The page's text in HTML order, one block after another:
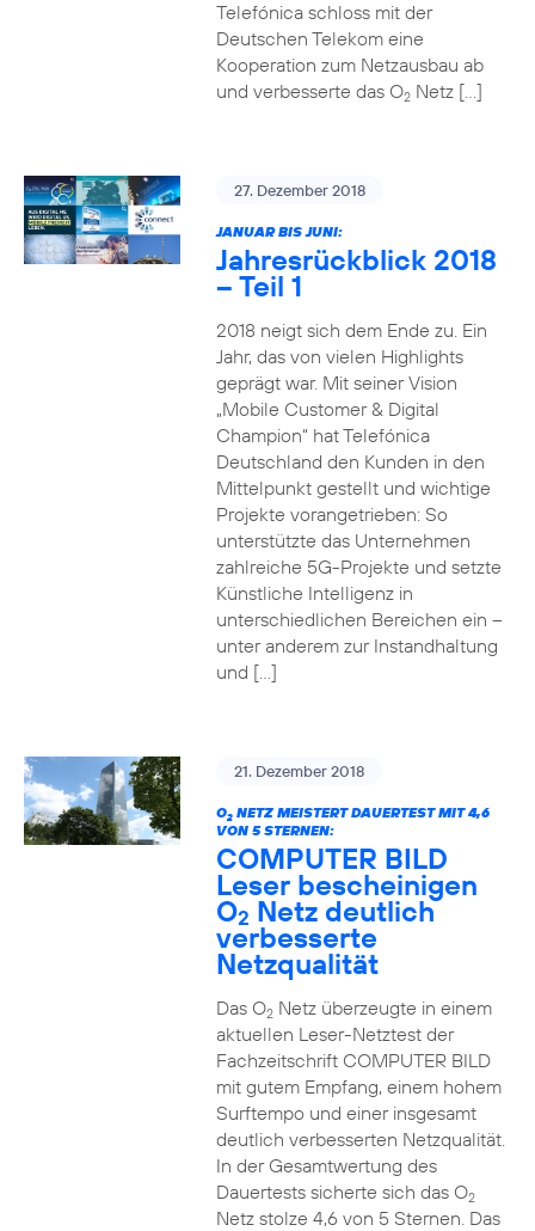
Telefónica schloss mit der
Deutschen Telekom eine
Kooperation zum Netzausbau ab
und verbesserte das O2Netz […]
27. Dezember 2018
JANUAR BIS JUNI:
Jahresrückblick 2018
– Teil 1
2018 neigt sich dem Ende zu. Ein
Jahr, das von vielen Highlights
geprägt war. Mit seiner Vision
„Mobile Customer & Digital
Champion“ hat Telefónica
Deutschland den Kunden in den
Mittelpunkt gestellt und wichtige
Projekte vorangetrieben: So
unterstützte das Unternehmen
zahlreiche 5G-Projekte und setzte
Künstliche Intelligenz in
unterschiedlichen Bereichen ein –
unter anderem zur Instandhaltung
und […]
21. Dezember 2018
O2NETZ MEISTERT DAUERTEST MIT 4,6
VON 5 STERNEN:
COMPUTER BILD
Leser bescheinigen
O2 Netz deutlich
verbesserte
Netzqualität
Das O2Netz überzeugte in einem
aktuellen Leser-Netztest der
Fachzeitschrift COMPUTER BILD
mit gutem Empfang, einem hohem
Surftempo und einer insgesamt
deutlich verbesserten Netzqualität.
In der Gesamtwertung des
Dauertests sicherte sich das O2
Netz stolze 4,6 von 5 Sternen. Das